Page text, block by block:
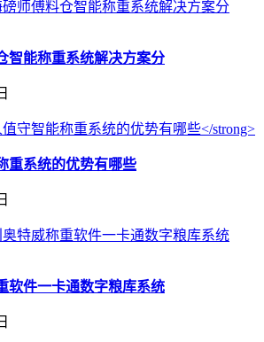
智能称重系统解决方案分
重系统的优势有哪些
软件一卡通数字粮库系统